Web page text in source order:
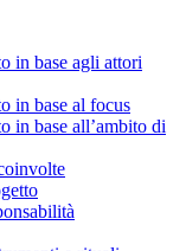
in base agli attori
in base al focus
in base all’ambito di